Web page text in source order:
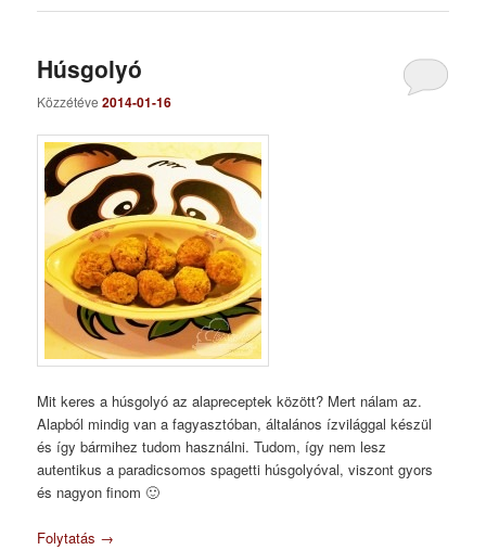
Húsgolyó
Közzétéve2014-01-16
Mit keres a húsgolyó az alapreceptek között? Mert nálam az.
Alapból mindig van a fagyasztóban, általános ízvilággal készül
és így bármihez tudom használni. Tudom, így nem lesz
autentikus a paradicsomos spagetti húsgolyóval, viszont gyors
és nagyon finom 🙂
Folytatás →